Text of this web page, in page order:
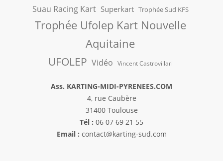
Suau Racing Kart Superkart Trophée Sud KFS
Trophée Ufolep Kart Nouvelle
Aquitaine
UFOLEP Vidéo Vincent Castrovillari
Ass. KARTING-MIDI-PYRENEES.COM
4, rue Caubère
31400 Toulouse
Tél : 06 07 69 21 55
Email : contact@karting-sud.com